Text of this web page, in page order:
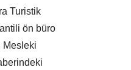
Turistik
ön büro
Mesleki